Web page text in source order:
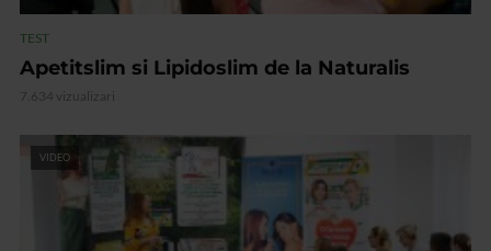
TEST
Apetitslim si Lipidoslim de la Naturalis
7.634 vizualizari
VIDEO